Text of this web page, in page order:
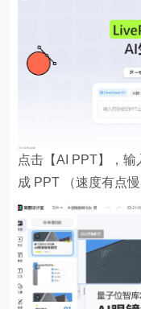
点击【AI PPT】，
成 PPT （速度有点